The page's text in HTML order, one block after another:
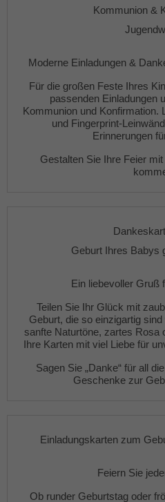
Kommunion &
Moderne Einladungen &
Für die großen Feste Ihres
passenden Einladungen
Kommunion und Konfirmation.
und Fingerprint-
Erinnerungen
Gestalten Sie Ihre Feier
Geburt Ihres Babys
Ein liebevoller Gruß
Teilen Sie Ihr Glück mit
Geburt, die so einzigartig
sanfte Naturtöne, zartes Rosa
Ihre Karten mit viel Liebe für
Sagen Sie „Danke“ für all
Geschenke zur
Einladungskarten zum
Feiern Sie
Ob runder Geburtstagoder